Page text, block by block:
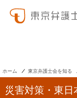
ホーム 東京弁護士会を知る
災害対策・東